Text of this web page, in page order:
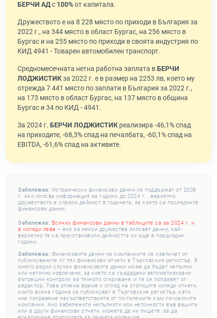
БЕРЧИ АДс 100%от капитала.
Дружеството е на 8 228 място по приходи в България за
2022 г., на 344 място в област Бургас, на 256 място в
Бургас и на 255 място по приходи в своята индустрия по
КИД 4941 - Товарен автомобилен транспорт.
Средномесечната нетна работна заплата вБЕРЧИ
ЛОДЖИСТИКза 2022 г. е в размер на 2253 лв, което му
отрежда 7 441 място по заплати в България за 2022 г.,
на 173 място в област Бургас, на 137 място в община
Бургас и 34 по КИД - 4941.
За 2024 г. БЕРЧИ ЛОДЖИСТИК реализира -46,1% спад
на приходите, -68,3% спад на печалбата, -60,1% спад на
EBITDA, -61,6% спад на активите.
Забележка: Исторически финансови данни се поддържат от 2008
г. Ако липсва информация за години до 2024 г. , вероятно
дружеството е спряло дейност в годината, за която са последните
финансови данни.
Забележка: Всички финансови данни в таблиците са за 2024 г. и
в хиляди лева – ако за някои дружества липсват данни, най-
вероятно те са преустановили дейността си още в предходни
години.
Забележка: Финансовите данни на компаниите се извличат от
публикуваните от тях финансови отчети в Търговския регистър. В
много редки случаи финансовите данни може да бъдат непълни
или неточно извлечени, за което са създадени автоматизирани
вътрешни контроли за тяхното откриване, и те се поправят от
редактор. Това отнема време с оглед на стотиците хиляди отчети,
които всяка година се публикуват в Търговския регистър, като
ние поправяме несъответствията от по-големите към по-малките
компании. Ако забележите непълноти или неточности във вашите
или в други финансови отчети, можете да ни пишете, за да